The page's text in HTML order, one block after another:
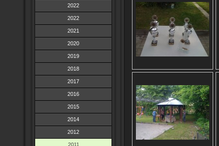
2022
2022
2021
2020
2019
2018
2017
2016
2015
2014
2012
2011